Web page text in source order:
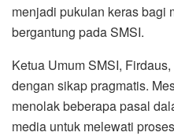
menjadi pukulan keras bagi
bergantung pada SMSI.
Ketua Umum SMSI,
dengan sikap pragmatis.
menolak beberapa pasal
media untuk melewati